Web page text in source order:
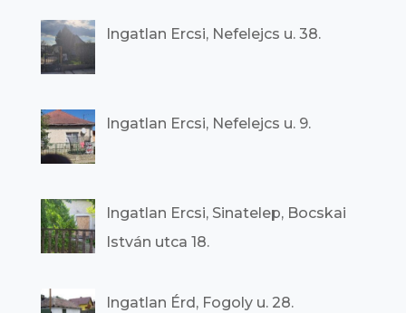
Ingatlan Ercsi, Nefelejcs u. 38.
Ingatlan Ercsi, Nefelejcs u. 9.
Ingatlan Ercsi, Sinatelep, Bocskai
István utca 18.
Ingatlan Érd, Fogoly u. 28.